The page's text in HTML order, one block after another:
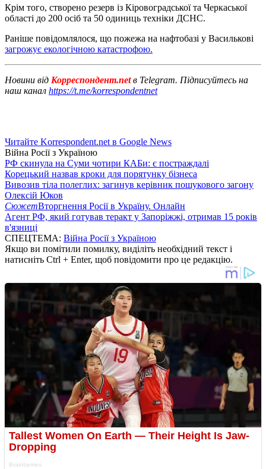
Крім того, створено резерв із Кіровоградської та Черкаської
області до 200 осіб та 50 одиниць техніки ДСНС.
Раніше повідомлялося, що пожежа на нафтобазі у Василькові
загрожує екологічною катастрофою.
Новини від Корреспондент.netв Telegram. Підписуйтесь на
наш канал https://t.me/korrespondentnet
Читайте Korrespondent.net в Google News
Війна Росії з Україною
РФ скинула на Суми чотири КАБи: є постраждалі
Корецький назвав кроки для порятунку бізнеса
Вивозив тіла полеглих: загинув керівник пошукового загону
Олексій Юков
СюжетВторгнення Росії в Україну. Онлайн
Агент РФ, який готував теракт у Запоріжжі, отримав 15 років
в'язниці
СПЕЦТЕМА: Війна Росії з Україною
Якщо ви помітили помилку, виділіть необхідний текст і
натисніть Ctrl + Enter, щоб повідомити про це редакцію.